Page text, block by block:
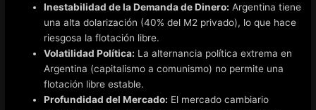
Inestabilidad de la Demanda de Dinero: Argentina tiene
una alta dolarización (40% del M2 privado), lo que hace
riesgosa la flotación libre.
Volatilidad Política: La alternancia política extrema en
Argentina (capitalismo a comunismo) no permite una
flotación libre estable.
Profundidad del Mercado: El mercado cambiario